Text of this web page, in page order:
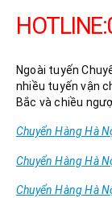
Ngoài tuyến
nhiều tuyến vận
Bắc và chiều
Chuyển Hàng Hà
Chuyển Hàng Hà
Chuyển Hàng Hà